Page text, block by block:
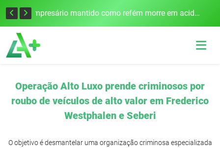
Edital para construção de ponte entre Itapiranga e Barra do Guarita deve ser lançado no segundo semestre Empresário mantido como refém morre em acidente após assalto em Cerro Largo
Operação Alto Luxo prende criminosos por
roubo de veículos de alto valor em Frederico
Westphalen e Seberi
O objetivo é desmantelar uma organização criminosa especializada